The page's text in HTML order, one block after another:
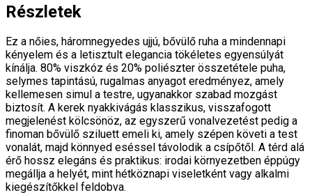
Részletek
Ez a nőies, háromnegyedes ujjú, bővülő ruha a mindennapi
kényelem és a letisztult elegancia tökéletes egyensúlyát
kínálja. 80% viszkóz és 20% poliészter összetétele puha,
selymes tapintású, rugalmas anyagot eredményez, amely
kellemesen simul a testre, ugyanakkor szabad mozgást
biztosít. A kerek nyakkivágás klasszikus, visszafogott
megjelenést kölcsönöz, az egyszerű vonalvezetést pedig a
finoman bővülő sziluett emeli ki, amely szépen követi a test
vonalát, majd könnyed eséssel távolodik a csípőtől. A térd alá
érő hossz elegáns és praktikus: irodai környezetben éppúgy
megállja a helyét, mint hétköznapi viseletként vagy alkalmi
kiegészítőkkel feldobva.